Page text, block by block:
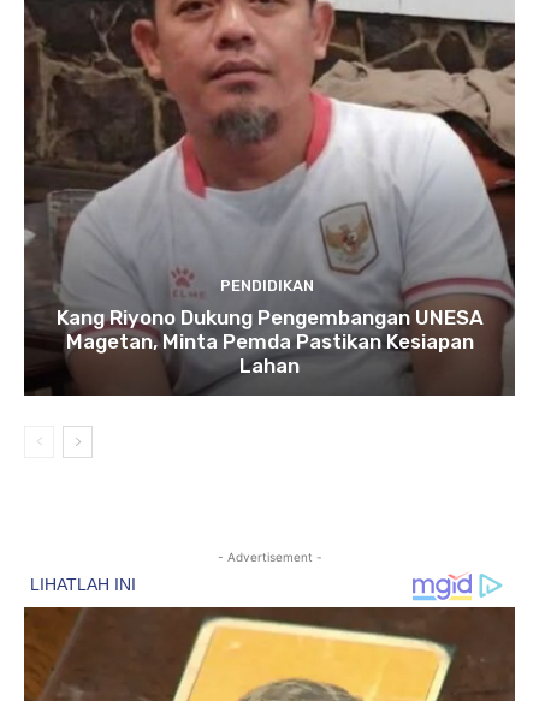
PENDIDIKAN
Kang Riyono Dukung Pengembangan UNESA
Magetan, Minta Pemda Pastikan Kesiapan
Lahan
- Advertisement -